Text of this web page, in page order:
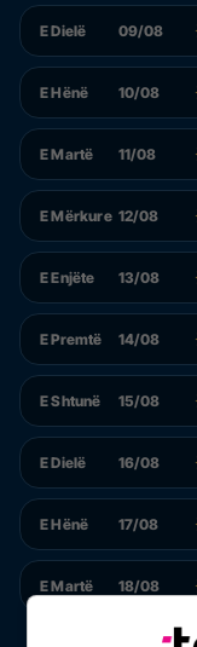
E Dielë 09/08
E Hënë 10/08
E Martë 11/08
E Mërkure 12/08
E Enjëte 13/08
E Premtë 14/08
E Shtunë 15/08
E Dielë 16/08
E Hënë 17/08
E Martë 18/08